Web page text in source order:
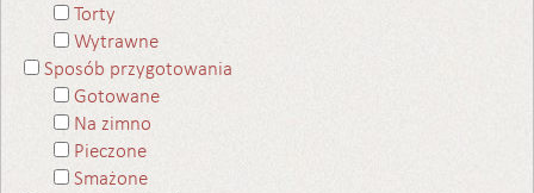
Torty
Wytrawne
Sposób przygotowania
Gotowane
Na zimno
Pieczone
Smażone